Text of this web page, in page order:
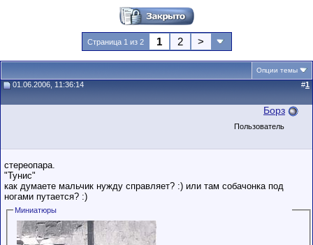
Страница 1 из 2 1 2 >
Опции темы
01.06.2006, 11:36:14 #1
Борз
Пользователь
стереопара.
"Тунис"
как думаете мальчик нужду справляет? :) или там собачонка под
ногами путается? :)
Миниатюры